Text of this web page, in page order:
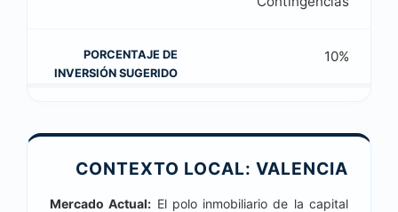
10%
CONTEXTO LOCAL: VALENCIA
Mercado Actual: El polo inmobiliario de la capital